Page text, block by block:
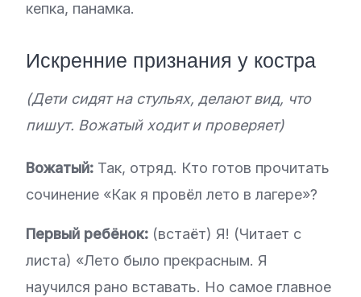
кепка, панамка.
Искренние признания у костра
(Дети сидят на стульях, делают вид, что
пишут. Вожатый ходит и проверяет)
Вожатый: Так, отряд. Кто готов прочитать
сочинение «Как я провёл лето в лагере»?
Первый ребёнок: (встаёт) Я! (Читает с
листа) «Лето было прекрасным. Я
научился рано вставать. Но самое главное